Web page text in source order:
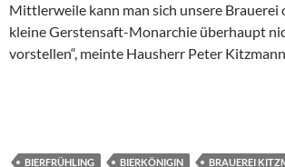
Mittlerweile kann man sich unsere Brauerei
kleine Gerstensaft-Monarchie überhaupt
vorstellen“, meinte Hausherr Peter
BIERFRÜHLING BIERKÖNIGIN
BRAUEREI